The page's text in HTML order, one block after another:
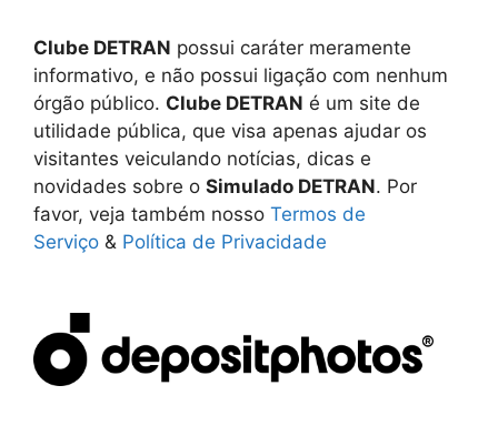
Clube DETRAN possui caráter meramente
informativo, e não possui ligação com nenhum
órgão público. Clube DETRAN é um site de
utilidade pública, que visa apenas ajudar os
visitantes veiculando notícias, dicas e
novidades sobre o Simulado DETRAN. Por
favor, veja também nosso Termos de
Serviço & Política de Privacidade